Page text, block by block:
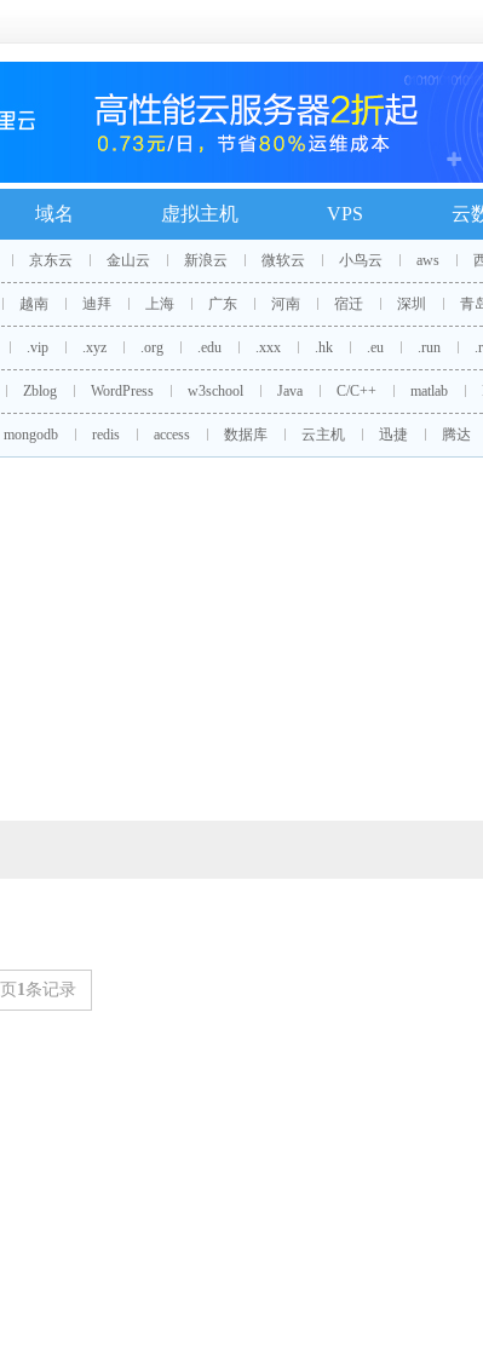
域名 虚拟主机 VPS 云
京东云 金山云 新浪云 微软云 小鸟云 aws
越南 迪拜 上海 广东 河南 宿迁 深圳 青
.vip .xyz .org .edu .xxx .hk .eu .run
Zblog WordPress w3school Java C/C++ matlab
mongodb redis access 数据库 云主机 迅捷 腾达
页 1条记录